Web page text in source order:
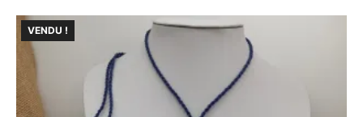
VENDU !